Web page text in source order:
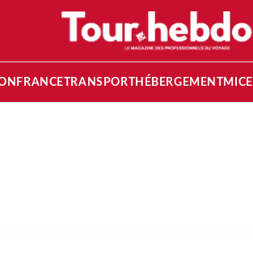
FRANCETRANSPORT HÉBERGEMENTMICE